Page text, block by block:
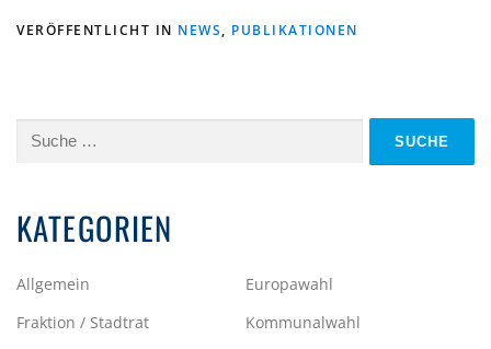
VERÖFFENTLICHT IN NEWS, PUBLIKATIONEN
Suche
KATEGORIEN
Allgemein
Europawahl
Fraktion / Stadtrat
Kommunalwahl